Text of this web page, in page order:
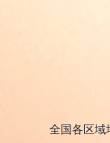
全国各区域